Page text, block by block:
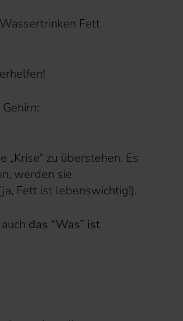
Fett
zu überstehen. Es
werden sie
Fett ist lebenswichtig!).
das “Was” ist